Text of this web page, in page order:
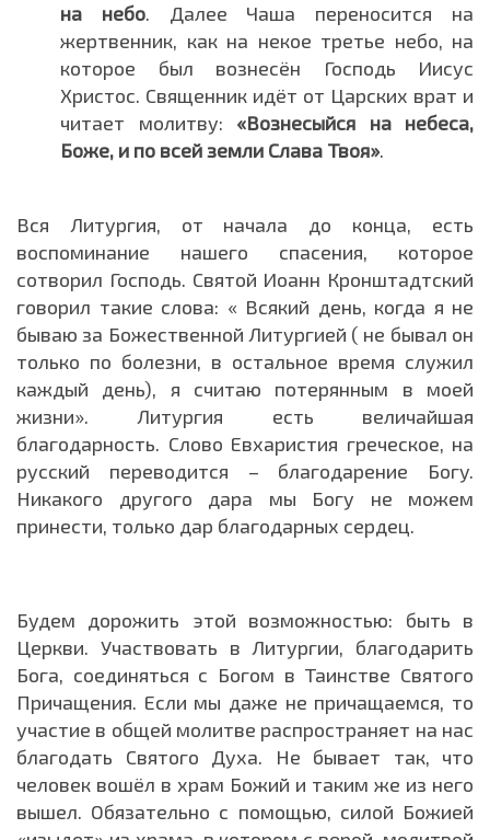
на небо. Далее Чаша переносится на
жертвенник, как на некое третье небо, на
которое был вознесён Господь Иисус
Христос. Священник идёт от Царских врат и
читает молитву: «Вознесыйся на небеса,
Боже, и по всей земли Слава Твоя».
Вся Литургия, от начала до конца, есть
воспоминание нашего спасения, которое
сотворил Господь. Святой Иоанн Кронштадтский
говорил такие слова: « Всякий день, когда я не
бываю за Божественной Литургией ( не бывал он
только по болезни, в остальное время служил
каждый день), я считаю потерянным в моей
жизни». Литургия есть величайшая
благодарность. Слово Евхаристия греческое, на
русский переводится – благодарение Богу.
Никакого другого дара мы Богу не можем
принести, только дар благодарных сердец.
Будем дорожить этой возможностью: быть в
Церкви. Участвовать в Литургии, благодарить
Бога, соединяться с Богом в Таинстве Святого
Причащения. Если мы даже не причащаемся, то
участие в общей молитве распространяет на нас
благодать Святого Духа. Не бывает так, что
человек вошёл в храм Божий и таким же из него
вышел. Обязательно с помощью, силой Божией